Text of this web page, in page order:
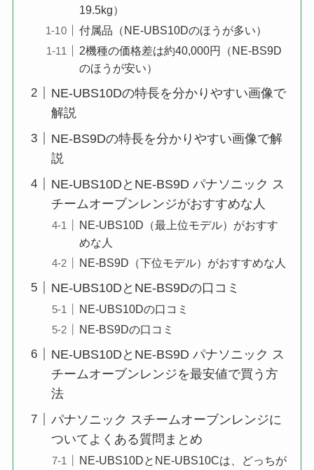
19.5kg）
付属品（NE-UBS10Dのほうが多い）
2機種の価格差は約40,000円（NE-BS9D
のほうが安い）
NE-UBS10Dの特長を分かりやすい画像で
解説
NE-BS9Dの特長を分かりやすい画像で解
説
NE-UBS10DとNE-BS9D パナソニック ス
チームオーブンレンジがおすすめな人
NE-UBS10D（最上位モデル）がおすす
めな人
NE-BS9D（下位モデル）がおすすめな人
NE-UBS10DとNE-BS9Dの口コミ
NE-UBS10Dの口コミ
NE-BS9Dの口コミ
NE-UBS10DとNE-BS9D パナソニック ス
チームオーブンレンジを最安値で買う方
法
パナソニック スチームオーブンレンジに
ついてよくある質問まとめ
NE-UBS10DとNE-UBS10Cは、どっちが